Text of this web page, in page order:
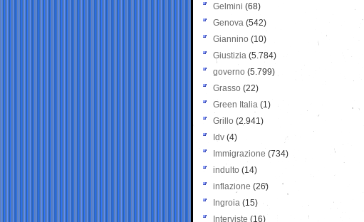
Gelmini (68)
Genova (542)
Giannino (10)
Giustizia (5.784)
governo (5.799)
Grasso (22)
Green Italia (1)
Grillo (2.941)
Idv (4)
Immigrazione (734)
indulto (14)
inflazione (26)
Ingroia (15)
Interviste (16)